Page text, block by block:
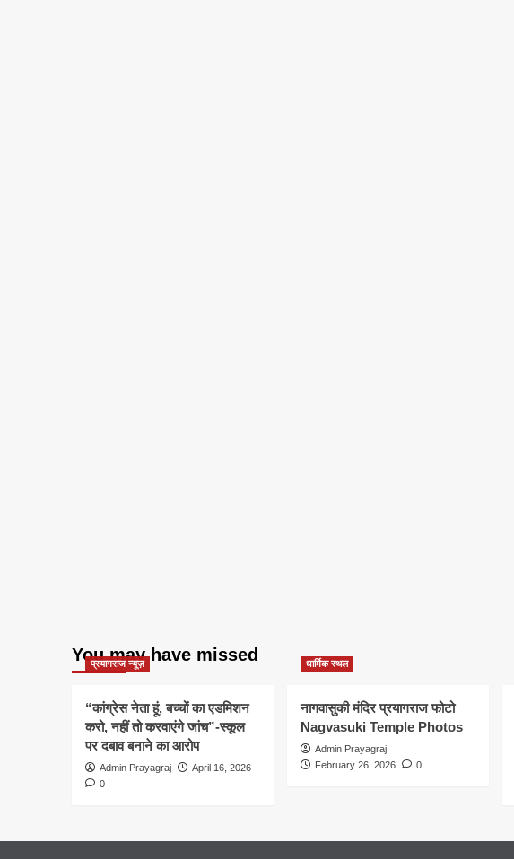
You may have missed
प्रयागराज न्यूज़
“कांग्रेस नेता हूं, बच्चों का एडमिशन
करो, नहीं तो करवाएंगे जांच”-स्कूल
पर दबाव बनाने का आरोप
Admin Prayagraj
April 16, 2026
0
धार्मिक स्थल
नागवासुकी मंदिर प्रयागराज फोटो
Nagvasuki Temple Photos
Admin Prayagraj
February 26, 2026
0